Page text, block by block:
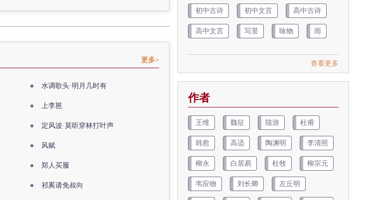
更多>
水调歌头·明月几时有
上李邕
定风波·莫听穿林打叶声
风赋
郑人买履
祁奚请免叔向
初中古诗 初中文言 高中古诗
高中文言 写景 咏物 雨
查看更多
作者
王维 魏征 陆游 杜甫
韩愈 高适 陶渊明 李清照
柳永 白居易 杜牧 柳宗元
韦应物 刘长卿 左丘明